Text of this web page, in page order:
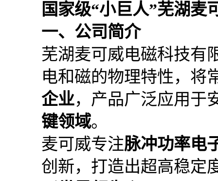
国家级“小巨人”芜湖麦
一、公司简介
芜湖麦可威电磁科技有
电和磁的物理特性，将
企业，产品广泛应用于
键领域。
麦可威专注脉冲功率电
创新，打造出超高稳定